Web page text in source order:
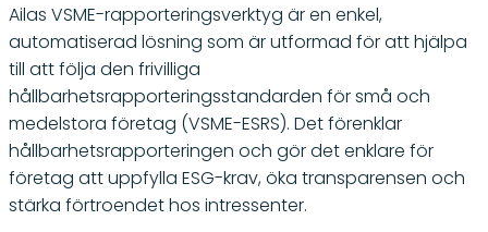
Ailas VSME-rapporteringsverktyg är en enkel,
automatiserad lösning som är utformad för att hjälpa
till att följa den frivilliga
hållbarhetsrapporteringsstandarden för små och
medelstora företag (VSME-ESRS). Det förenklar
hållbarhetsrapporteringen och gör det enklare för
företag att uppfylla ESG-krav, öka transparensen och
stärka förtroendet hos intressenter.